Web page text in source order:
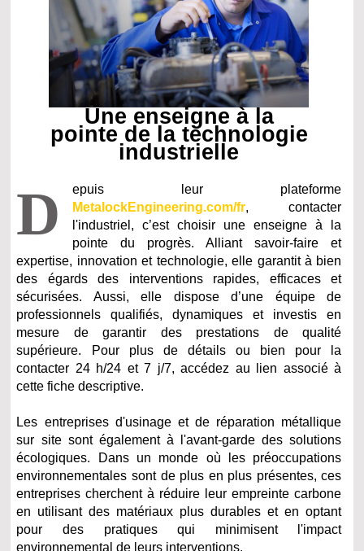
Une enseigne à la
pointe de la technologie
industrielle
D
epuis leur plateforme
MetalockEngineering.com/fr, contacter
l'industriel, c’est choisir une enseigne à la
pointe du progrès. Alliant savoir-faire et
expertise, innovation et technologie, elle garantit à bien
des égards des interventions rapides, efficaces et
sécurisées. Aussi, elle dispose d’une équipe de
professionnels qualifiés, dynamiques et investis en
mesure de garantir des prestations de qualité
supérieure. Pour plus de détails ou bien pour la
contacter 24 h/24 et 7 j/7, accédez au lien associé à
cette fiche descriptive.
Les entreprises d'usinage et de réparation métallique
sur site sont également à l'avant-garde des solutions
écologiques. Dans un monde où les préoccupations
environnementales sont de plus en plus présentes, ces
entreprises cherchent à réduire leur empreinte carbone
en utilisant des matériaux plus durables et en optant
pour des pratiques qui minimisent l'impact
environnemental de leurs interventions.